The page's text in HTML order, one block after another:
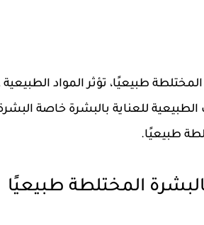
المختلطة طبيعيًا، تؤثر المواد
للعناية بالبشرة خاصة
طبيعيًا.
المختلطة طبيعيًا